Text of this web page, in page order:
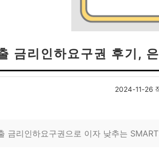
금리인하요구권 후기,
2024-11-26
금리인하요구권으로 이자 낮추는